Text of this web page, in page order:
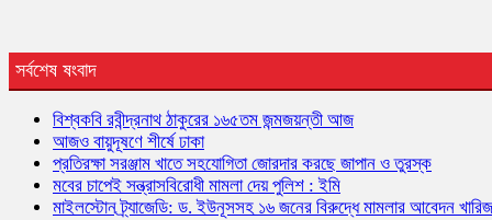
সর্বশেষ ষংবাদ
বিশ্বকবি রবীন্দ্রনাথ ঠাকুরের ১৬৫তম জন্মজয়ন্তী আজ
আজও বায়ুদূষণে শীর্ষে ঢাকা
প্রতিরক্ষা সরঞ্জাম খাতে সহযোগিতা জোরদার করছে জাপান ও তুরস্ক
মবের চাপেই সন্ত্রাসবিরোধী মামলা দেয় পুলিশ : ইমি
মাইলস্টোন ট্র্যাজেডি: ড. ইউনূসসহ ১৬ জনের বিরুদ্ধে মামলার আবেদন খারিজ